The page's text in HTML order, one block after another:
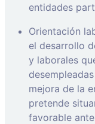
entidades
Orientación
el desarrollo
y laborales
mejora de la
pretende
favorable